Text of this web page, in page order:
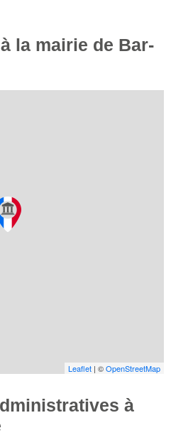
la mairie de Bar-
Leaflet | ©OpenStreetMap
à